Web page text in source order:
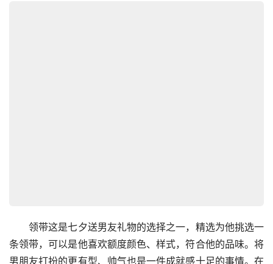
领带这是七夕送男友礼物的选择之一，精选为他挑选一
条领带，可以是他喜欢额度颜色、样式，符合他的品味。将
男朋友打扮的更有型、帅气也是一件成就感十足的事情。在